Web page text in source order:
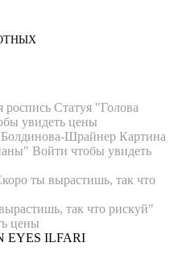
Статуя "Голова
увидеть цены
Картина
Войти чтобы увидеть
так что рискуй"
цены